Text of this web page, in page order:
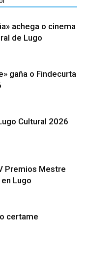
achega o cinema
de Lugo
gaña o Findecurta
Cultural 2026
Premios Mestre
Lugo
certame